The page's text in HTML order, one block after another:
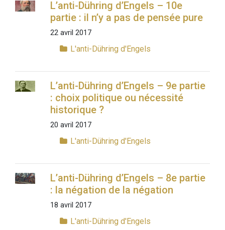
L’anti-Dühring d’Engels – 10e
partie : il n’y a pas de pensée pure
22 avril 2017
L'anti-Dühring d'Engels
L’anti-Dühring d’Engels – 9e partie
: choix politique ou nécessité
historique ?
20 avril 2017
L'anti-Dühring d'Engels
L’anti-Dühring d’Engels – 8e partie
: la négation de la négation
18 avril 2017
L'anti-Dühring d'Engels